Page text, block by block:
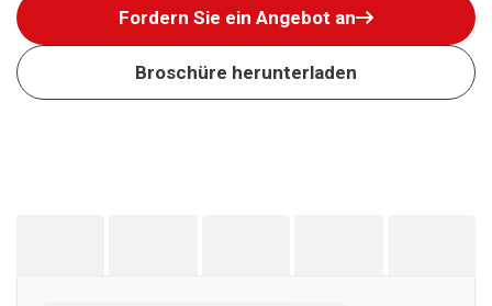
Fordern Sie ein Angebot an
Broschüre herunterladen